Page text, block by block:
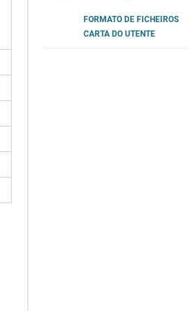
FORMATO DE FICHEIROS
CARTA DO UTENTE